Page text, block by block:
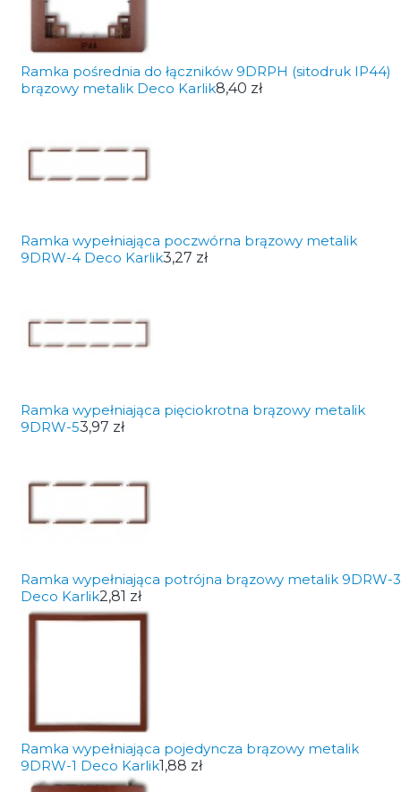
Ramka pośrednia do łączników 9DRPH (sitodruk IP44)
brązowy metalik Deco Karlik8,40 zł
Ramka wypełniająca poczwórna brązowy metalik
9DRW-4 Deco Karlik3,27 zł
Ramka wypełniająca pięciokrotna brązowy metalik
9DRW-53,97 zł
Ramka wypełniająca potrójna brązowy metalik 9DRW-3
Deco Karlik2,81 zł
Ramka wypełniająca pojedyncza brązowy metalik
9DRW-1 Deco Karlik1,88 zł